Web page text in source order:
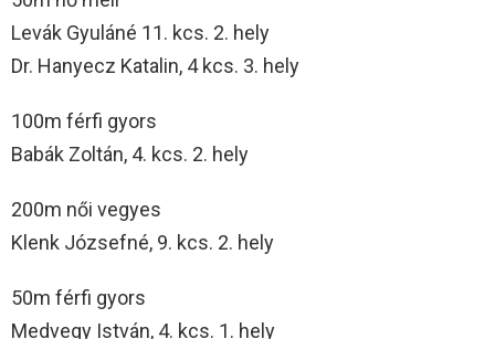
Levák Gyuláné 11. kcs. 2. hely
Dr. Hanyecz Katalin, 4 kcs. 3. hely
100m férfi gyors
Babák Zoltán, 4. kcs. 2. hely
200m női vegyes
Klenk Józsefné, 9. kcs. 2. hely
50m férfi gyors
Medvegy István, 4. kcs. 1. hely